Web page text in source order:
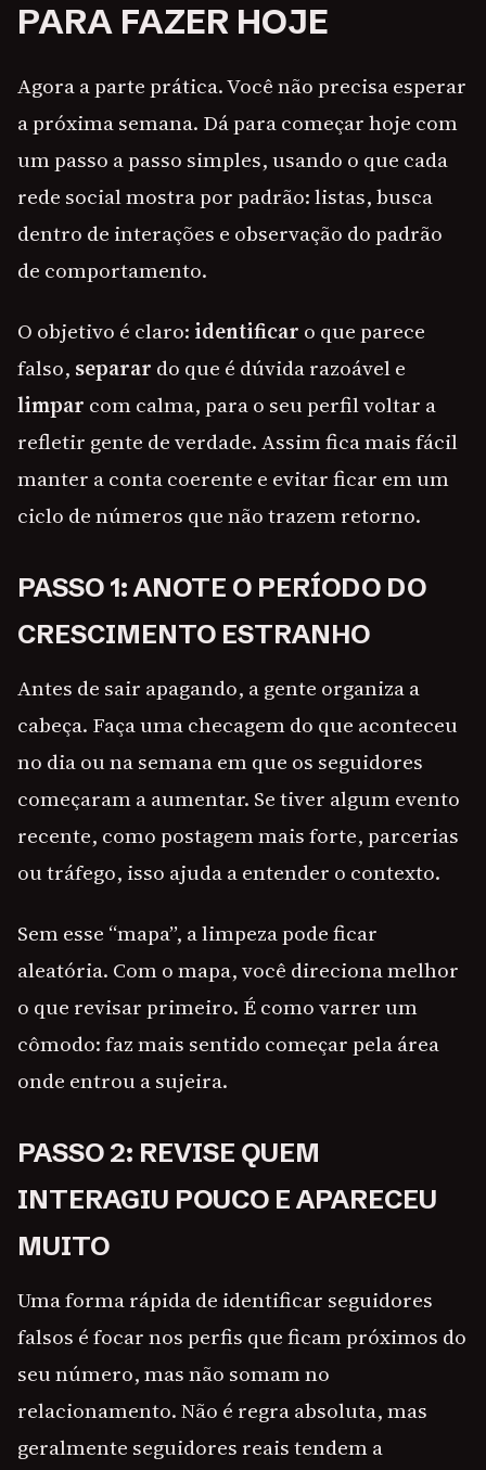
PARA FAZER HOJE
Agora a parte prática. Você não precisa esperar
a próxima semana. Dá para começar hoje com
um passo a passo simples, usando o que cada
rede social mostra por padrão: listas, busca
dentro de interações e observação do padrão
de comportamento.
O objetivo é claro: identificar o que parece
falso, separar do que é dúvida razoável e
limpar com calma, para o seu perfil voltar a
refletir gente de verdade. Assim fica mais fácil
manter a conta coerente e evitar ficar em um
ciclo de números que não trazem retorno.
PASSO 1: ANOTE O PERÍODO DO
CRESCIMENTO ESTRANHO
Antes de sair apagando, a gente organiza a
cabeça. Faça uma checagem do que aconteceu
no dia ou na semana em que os seguidores
começaram a aumentar. Se tiver algum evento
recente, como postagem mais forte, parcerias
ou tráfego, isso ajuda a entender o contexto.
Sem esse “mapa”, a limpeza pode ficar
aleatória. Com o mapa, você direciona melhor
o que revisar primeiro. É como varrer um
cômodo: faz mais sentido começar pela área
onde entrou a sujeira.
PASSO 2: REVISE QUEM
INTERAGIU POUCO E APARECEU
MUITO
Uma forma rápida de identificar seguidores
falsos é focar nos perfis que ficam próximos do
seu número, mas não somam no
relacionamento. Não é regra absoluta, mas
geralmente seguidores reais tendem a